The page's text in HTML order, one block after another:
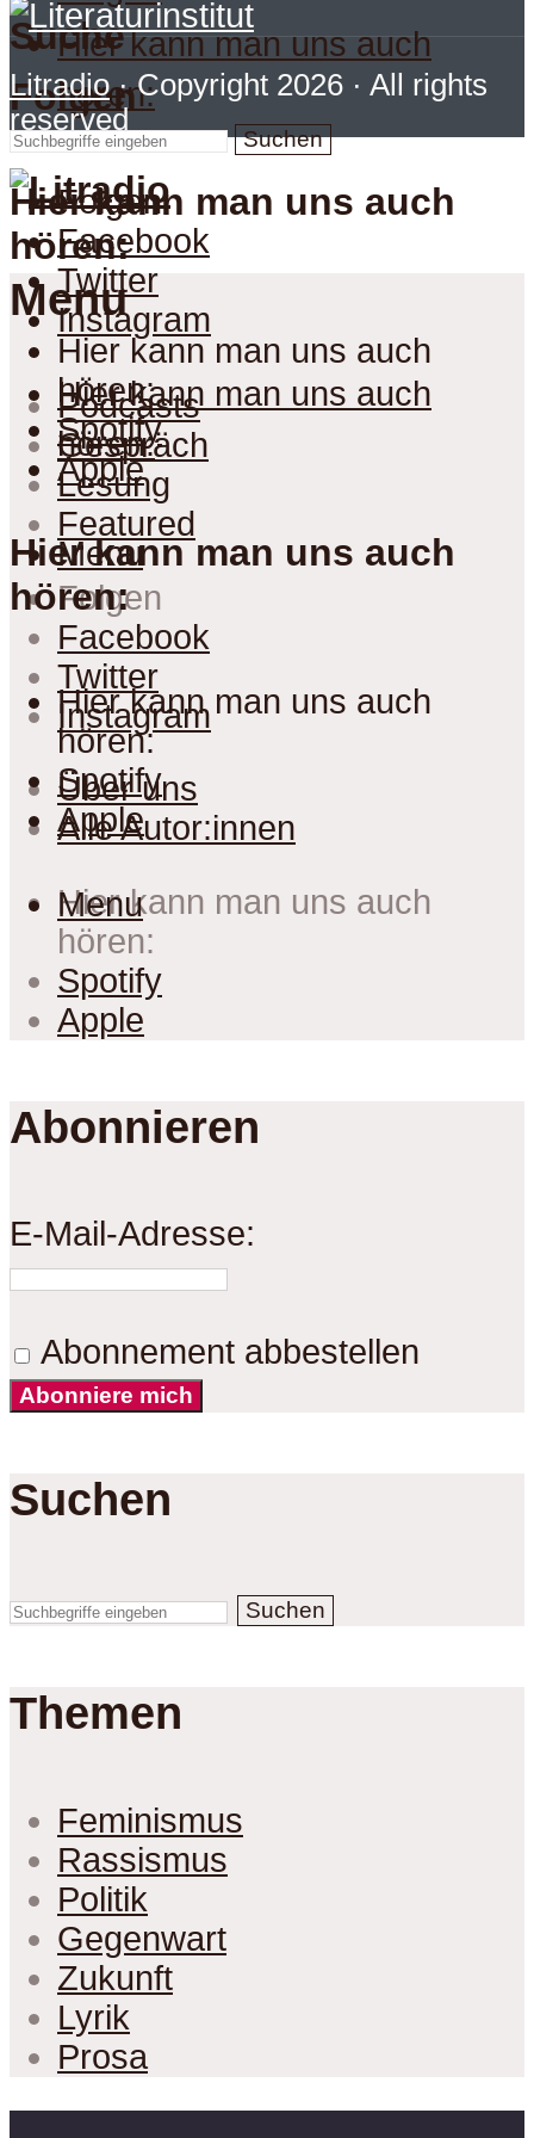
Suche
Suchen
Hier kann man uns auch
hören:
Hier kann man uns auch
hören:
Hier kann man uns auch
hören:
Spotify
Apple
Menu
Folgen
Folgen
Facebook
Twitter
Instagram
Hier kann man uns auch
hören:
Hier kann man uns auch
hören:
Hier kann man uns auch
hören:
Spotify
Apple
Menu
Litradio· Copyright 2026 · All rights
reserved
Menu
Podcasts
Gespräch
Lesung
Featured
Folgen
Facebook
Twitter
Instagram
Über uns
Alle Autor:innen
Hier kann man uns auch
hören:
Spotify
Apple
Abonnieren
E-Mail-Adresse:
Abonnement abbestellen
Abonniere mich
Suchen
Suchen
Themen
Feminismus
Rassismus
Politik
Gegenwart
Zukunft
Lyrik
Prosa